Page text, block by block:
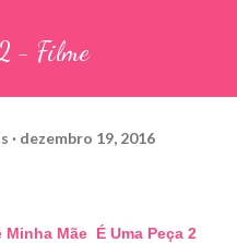
- Filme
dezembro 19, 2016
Minha Mãe É Uma Peça 2